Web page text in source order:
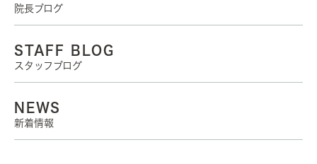
院長ブログ
STAFF BLOG
スタッフブログ
NEWS
新着情報